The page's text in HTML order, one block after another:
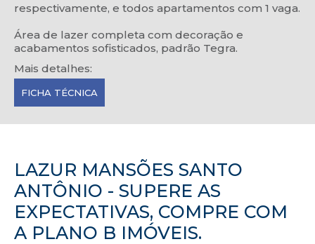
respectivamente, e todos apartamentos com 1 vaga.
Área de lazer completa com decoração e
acabamentos sofisticados, padrão Tegra.
Mais detalhes:
FICHA TÉCNICA
LAZUR MANSÕES SANTO
ANTÔNIO - SUPERE AS
EXPECTATIVAS, COMPRE COM
A PLANO B IMÓVEIS.